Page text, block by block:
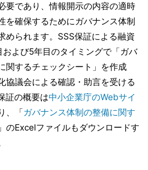
要であり、情報開示の内容の適時
を確保するためにガバナンス体制
められます。SSS保証による融資
よび5年目のタイミングで「ガバ
関するチェックシート」を作成
協議会による確認・助言を受ける
証の概要は中小企業庁のWebサイ
、「ガバナンス体制の整備に関す
」のExcelファイルもダウンロードす